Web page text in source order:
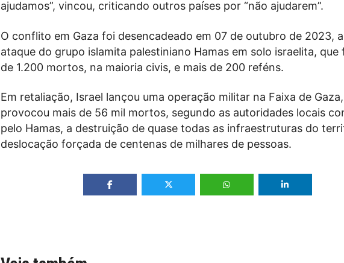
ajudamos”, vincou, criticando outros países por “não ajudarem”.
O conflito em Gaza foi desencadeado em 07 de outubro de 2023,
ataque do grupo islamita palestiniano Hamas em solo israelita, que
de 1.200 mortos, na maioria civis, e mais de 200 reféns.
Em retaliação, Israel lançou uma operação militar na Faixa de
provocou mais de 56 mil mortos, segundo as autoridades locais
pelo Hamas, a destruição de quase todas as infraestruturas do
deslocação forçada de centenas de milhares de pessoas.